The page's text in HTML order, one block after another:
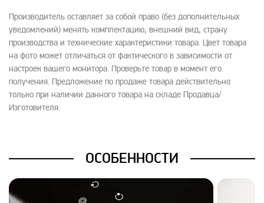
Производитель оставляет за собой право (без дополнительных
уведомлений) менять комплектацию, внешний вид, страну
производства и технические характеристики товара. Цвет товара
на фото может отличаться от фактического в зависимости от
настроек вашего монитора. Проверьте товар в момент его
получения. Предложение по продаже товара действительно
только при наличии данного товара на складе Продавца/
Изготовителя.
ОСОБЕННОСТИ